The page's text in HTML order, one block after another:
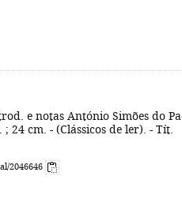
e notas António Simões do
24 cm. - (Clássicos de ler). - Tít.
2046646